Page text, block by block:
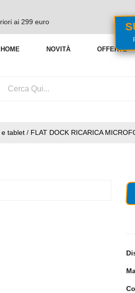
ai 299 euro
HOME NOVITÀ OFFERTE
tablet / FLAT DOCK RICARICA